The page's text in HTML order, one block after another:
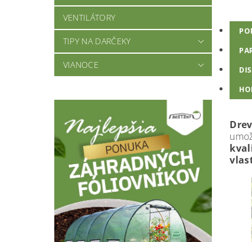
VENTILÁTORY
TIPY NA DARČEKY
VIANOCE